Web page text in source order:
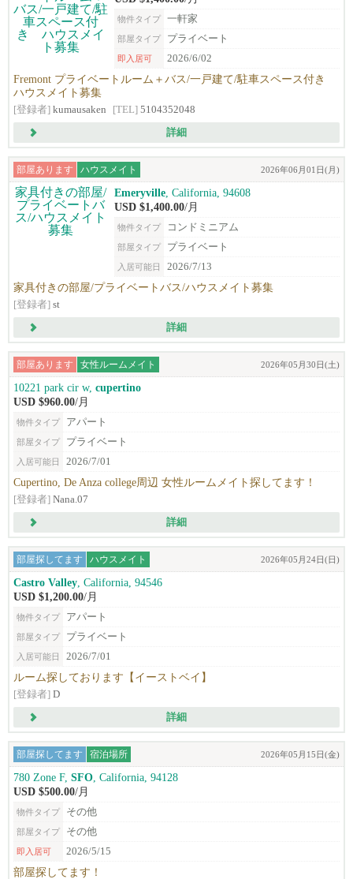
物件タイプ 一軒家
部屋タイプ プライベート
即入居可 2026/6/02
Fremont プライベートルーム＋バス/一戸建て/駐車スペース付き
ハウスメイト募集
[登録者] kumausaken [TEL] 5104352048
詳細
部屋あります ハウスメイト 2026年06月01日(月)
Emeryville , California, 94608
USD $1,400.00/月
物件タイプ コンドミニアム
部屋タイプ プライベート
入居可能日 2026/7/13
家具付きの部屋/プライベートバス/ハウスメイト募集
[登録者] st
詳細
部屋あります 女性ルームメイト 2026年05月30日(土)
10221 park cir w, cupertino
USD $960.00/月
物件タイプ アパート
部屋タイプ プライベート
入居可能日 2026/7/01
Cupertino, De Anza college周辺 女性ルームメイト探してます！
[登録者] Nana.07
詳細
部屋探してます ハウスメイト 2026年05月24日(日)
Castro Valley , California, 94546
USD $1,200.00/月
物件タイプ アパート
部屋タイプ プライベート
入居可能日 2026/7/01
ルーム探しております【イーストベイ】
[登録者] D
詳細
部屋探してます 宿泊場所 2026年05月15日(金)
780 Zone F, SFO , California, 94128
USD $500.00/月
物件タイプ その他
部屋タイプ その他
即入居可 2026/5/15
部屋探してます！